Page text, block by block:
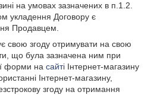
на умовах зазначених в п.1.2.
укладення Договору є
Продавцем.
свою згоду отримувати на свою
що була зазначена ним при
форми на сайті Інтернет-магазину
Інтернет-магазину,
згоду на отримання